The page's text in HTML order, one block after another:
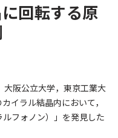
回転する原
大阪公立大学，東京工業大
イラル結晶内において，
ルフォノン）」を発見した